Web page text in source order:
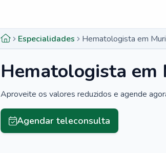
Especialidades Hematologista em
Hematologista em
Aproveite os valores reduzidos e agende
Agendar teleconsulta